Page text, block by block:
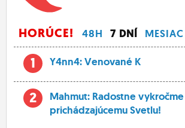
HORÚCE! 48H 7 DNÍ MESIAC
1 Y4nn4: Venované K
2
Mahmut: Radostne
prichádzajúcemu Svetlu!